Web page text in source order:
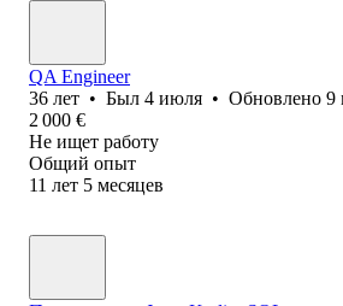
QA Engineer
36 лет • Был 4 июля • Обновлено 9
2 000 €
Не ищет работу
Общий опыт
11 лет 5 месяцев